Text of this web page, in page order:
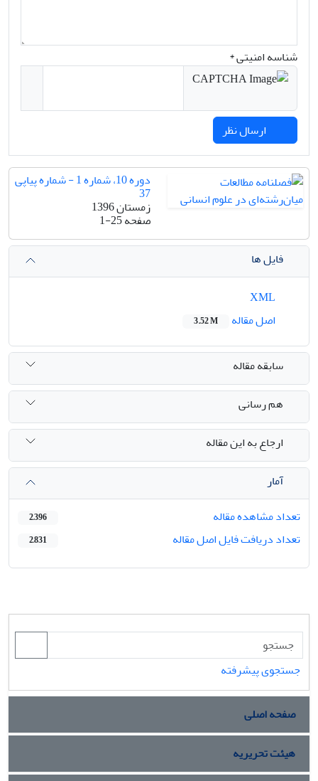
شناسه امنیتی *
دوره 10، شماره 1 - شماره پیاپی
37
زمستان 1396
صفحه1-25
فایل ها
اصل مقاله
3.52 M
سابقه مقاله
هم رسانی
ارجاع به این مقاله
آمار
تعداد مشاهده مقاله
2,396
تعداد دریافت فایل اصل مقاله 2,831
جستجوی پیشرفته
صفحه اصلی
هیئت تحریریه